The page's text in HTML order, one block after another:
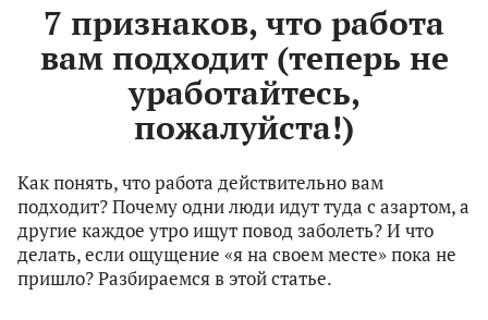
7 признаков, что работа
вам подходит (теперь не
уработайтесь,
пожалуйста!)
Как понять, что работа действительно вам
подходит? Почему одни люди идут туда с азартом, а
другие каждое утро ищут повод заболеть? И что
делать, если ощущение «я на своем месте» пока не
пришло? Разбираемся в этой статье.